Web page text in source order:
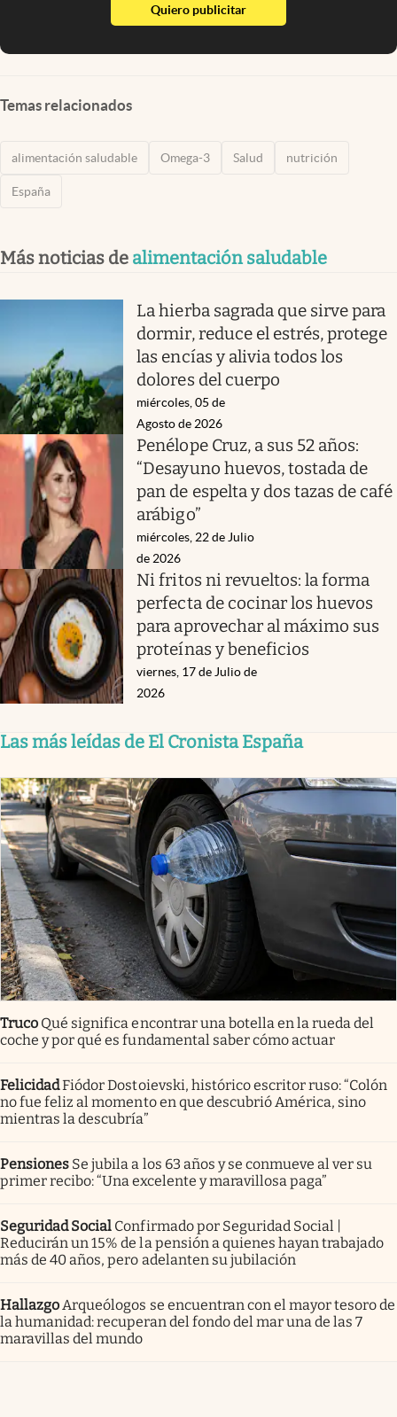
Quiero publicitarabre en nueva pestaña
Temas relacionados
alimentación saludable Omega-3 Salud nutrición
España
Más noticias de alimentación saludable
La hierba sagrada que sirve para
dormir, reduce el estrés, protege
las encías y alivia todos los
dolores del cuerpo
miércoles, 05 de
Agosto de 2026
Penélope Cruz, a sus 52 años:
“Desayuno huevos, tostada de
pan de espelta y dos tazas de café
arábigo”
miércoles, 22 de Julio
de 2026
Ni fritos ni revueltos: la forma
perfecta de cocinar los huevos
para aprovechar al máximo sus
proteínas y beneficios
viernes, 17 de Julio de
2026
Las más leídas de El Cronista España
Truco Qué significa encontrar una botella en la rueda del
coche y por qué es fundamental saber cómo actuar
FelicidadFiódor Dostoievski, histórico escritor ruso: “Colón
no fue feliz al momento en que descubrió América, sino
mientras la descubría”
Pensiones Se jubila a los 63 años y se conmueve al ver su
primer recibo: “Una excelente y maravillosa paga”
Seguridad Social Confirmado por Seguridad Social |
Reducirán un 15% de la pensión a quienes hayan trabajado
más de 40 años, pero adelanten su jubilación
Hallazgo Arqueólogos se encuentran con el mayor tesoro de
la humanidad: recuperan del fondo del mar una de las 7
maravillas del mundo